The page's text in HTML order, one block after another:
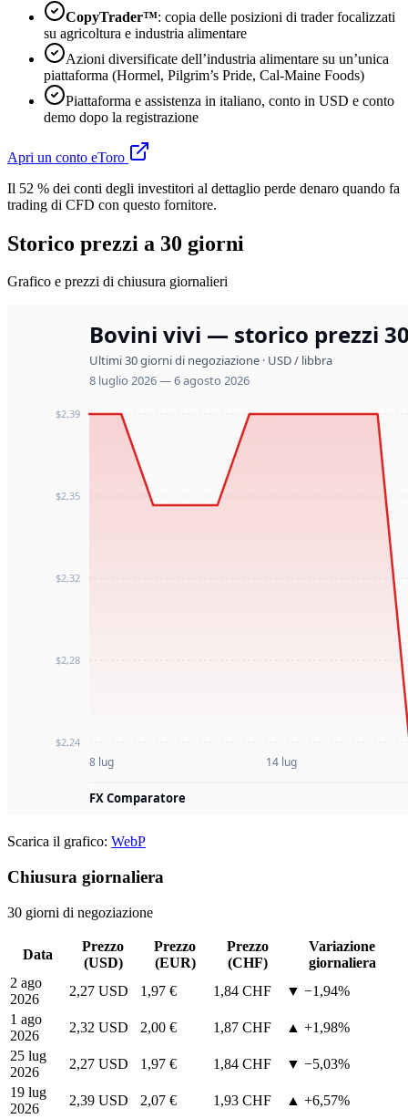
CopyTrader™: copia delle posizioni di trader focalizzati
su agricoltura e industria alimentare
Azioni diversificate dell’industria alimentare su un’unica
piattaforma (Hormel, Pilgrim’s Pride, Cal-Maine Foods)
Piattaforma e assistenza in italiano, conto in USD e conto
demo dopo la registrazione
Apri un conto eToro
Il 52 % dei conti degli investitori al dettaglio perde denaro quando fa
trading di CFD con questo fornitore.
Storico prezzi a 30 giorni
Grafico e prezzi di chiusura giornalieri
Scarica il grafico: WebP
Chiusura giornaliera
30 giorni di negoziazione
Data
Prezzo
(USD)
Prezzo
(EUR)
Prezzo
(CHF)
Variazione
giornaliera
2 ago
2026
2,27 USD 1,97 € 1,84 CHF
▼ −1,94%
1 ago
2026
2,32 USD 2,00 € 1,87 CHF
▲ +1,98%
25 lug
2026
2,27 USD 1,97 € 1,84 CHF
▼ −5,03%
19 lug
2026
2,39 USD 2,07 € 1,93 CHF
▲ +6,57%